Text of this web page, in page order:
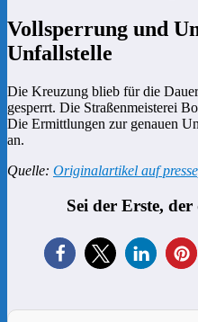
Vollsperrung und
Unfallstelle
Die Kreuzung blieb für die
gesperrt. Die Straßenmeisterei
Die Ermittlungen zur genauen
an.
Quelle: Originalartikel auf
Sei der Erste,